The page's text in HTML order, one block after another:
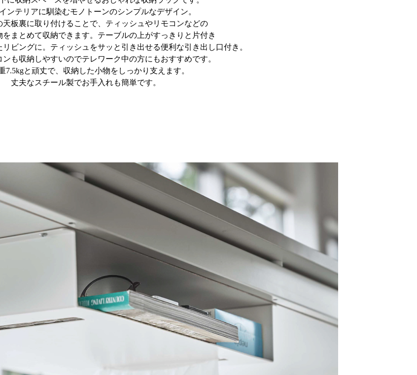
ンテリアに馴染むモノトーンのシンプルなデザイン。
天板裏に取り付けることで、ティッシュやリモコンなどの
をまとめて収納できます。テーブルの上がすっきりと片付き
ビングに。ティッシュをサッと引き出せる便利な引き出し口付き。
ンも収納しやすいのでテレワーク中の方にもおすすめです。
7.5kgと頑丈で、収納した小物をしっかり支えます。
丈夫なスチール製でお手入れも簡単です。